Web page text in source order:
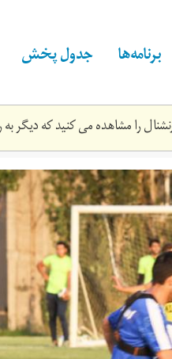
برنامه‌ها جدول پخش
را مشاهده می کنید که دیگر